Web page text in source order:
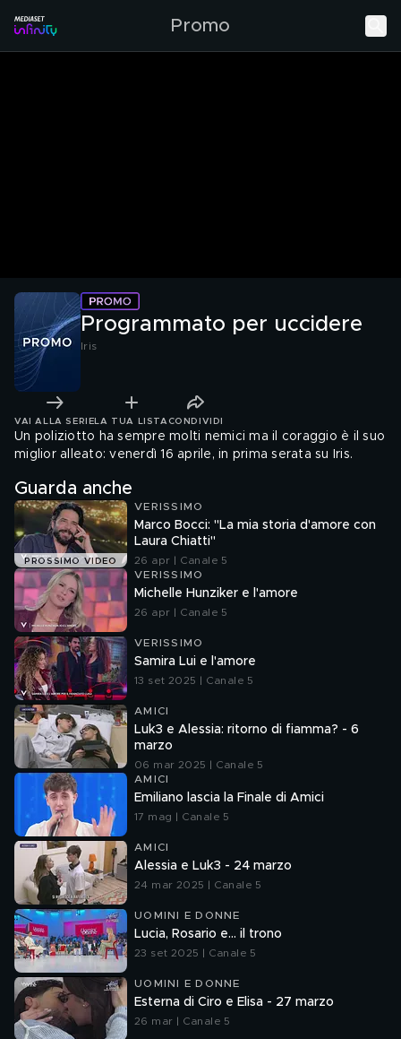
Promo
Programmato per uccidere
Iris
VAI ALLA SERIE LA TUA LISTA CONDIVIDI
Un poliziotto ha sempre molti nemici ma il coraggio è il suo
miglior alleato: venerdì 16 aprile, in prima serata su Iris.
Guarda anche
PROSSIMO VIDEO
VERISSIMO
Marco Bocci: "La mia storia d'amore con
Laura Chiatti"
26 apr | Canale 5
VERISSIMO
Michelle Hunziker e l'amore
26 apr | Canale 5
VERISSIMO
Samira Lui e l'amore
13 set 2025 | Canale 5
AMICI
Luk3 e Alessia: ritorno di fiamma? - 6
marzo
06 mar 2025 | Canale 5
AMICI
Emiliano lascia la Finale di Amici
17 mag | Canale 5
AMICI
Alessia e Luk3 - 24 marzo
24 mar 2025 | Canale 5
UOMINI E DONNE
Lucia, Rosario e... il trono
23 set 2025 | Canale 5
UOMINI E DONNE
Esterna di Ciro e Elisa - 27 marzo
26 mar | Canale 5